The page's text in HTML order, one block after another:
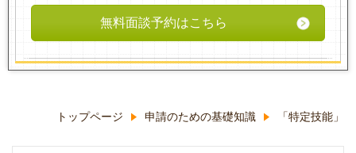
無料面談予約はこちら
トップページ 申請のための基礎知識 「特定技能」